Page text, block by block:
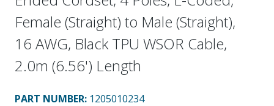
Female (Straight) to Male (Straight),
16 AWG, Black TPU WSOR Cable,
2.0m (6.56') Length
PART NUMBER: 1205010234